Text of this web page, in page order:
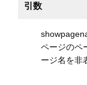
引数
ページのペ
ージ名を非